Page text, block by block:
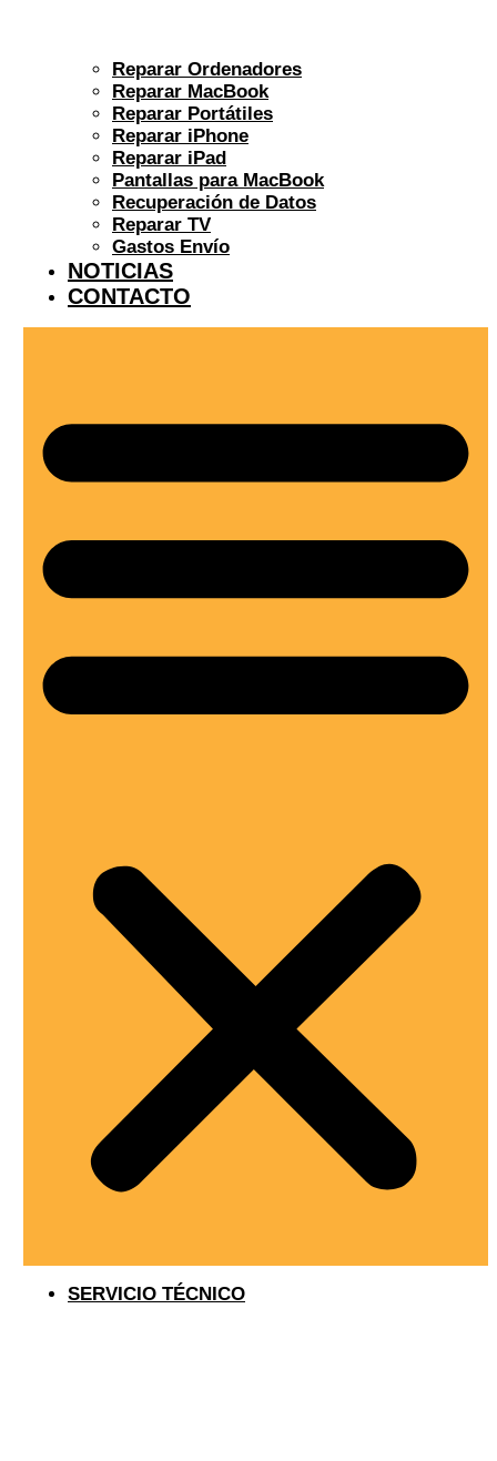
Reparar Ordenadores
Reparar MacBook
Reparar Portátiles
Reparar iPhone
Reparar iPad
Pantallas para MacBook
Recuperación de Datos
Reparar TV
Gastos Envío
NOTICIAS
CONTACTO
SERVICIO TÉCNICO